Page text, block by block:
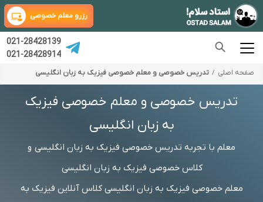
رزرو معلم خصوصی
021-28428139
021-28428914
صفحه اصلی تدریس خصوصی و معلم خصوصی فیزیک به زبان انگلیسی
تدریس خصوصی و معلم خصوصی فیزیک
به زبان انگلیسی
معلم با تجربه تدریس خصوصی فیزیک به زبان انگلیسی و
کلاس خصوصی فیزیک به زبان انگلیسی
معلم خصوصی فیزیک به زبان انگلیسی کلاس آنلاین فیزیک به